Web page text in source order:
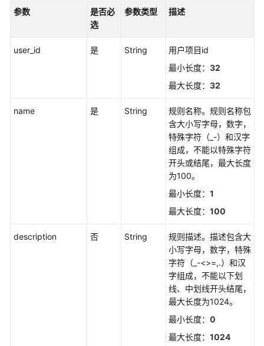
文
档
用
参数
是否必
选
参数类型 描述
user_id 是 String
用户项目id
最小长度： 32
最大长度： 32
name 是 String
规则名称。规则名称包
含大小写字母，数字，
特殊字符（_-）和汉字
组成，不能以特殊字符
开头或结尾，最大长度
为100。
最小长度： 1
最大长度： 100
description 否 String
规则描述。描述包含大
小写字母，数字，特殊
字符（_-<>=,.）和汉
字组成，不能以下划
线、中划线开头结尾，
最大长度为1024。
最小长度： 0
最大长度： 1024